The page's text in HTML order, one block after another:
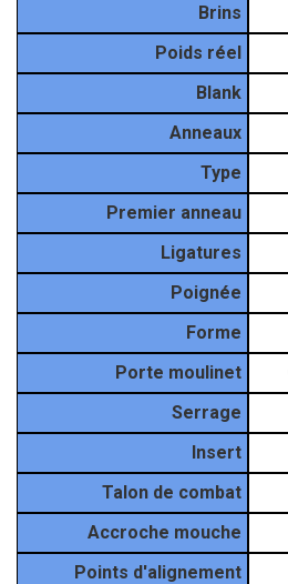
Brins
Poids réel
Blank
Anneaux
Type
Premier anneau
Ligatures
Poignée
Forme
Porte moulinet
Serrage
Insert
Talon de combat
Accroche mouche
Points d'alignement